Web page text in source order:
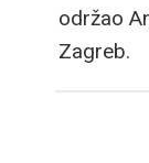
održao
Zagreb.